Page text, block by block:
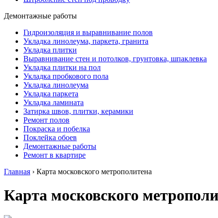
Демонтажные работы
Гидроизоляция и выравнивание полов
Укладка линолеума, паркета, гранита
Укладка плитки
Выравнивание стен и потолков, грунтовка, шпаклевка
Укладка плитки на пол
Укладка пробкового пола
Укладка линолеума
Укладка паркета
Укладка ламината
Затирка швов, плитки, керамики
Ремонт полов
Покраска и побелка
Поклейка обоев
Демонтажные работы
Ремонт в квартире
Главная › Карта московского метрополитена
Карта московского